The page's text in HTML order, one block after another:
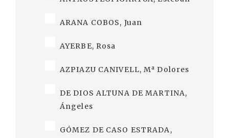
ARANA COBOS, Juan
AYERBE, Rosa
AZPIAZU CANIVELL, Ma Dolores
DE DIOS ALTUNA DE MARTINA,
Ángeles
GÓMEZ DE CASO ESTRADA,